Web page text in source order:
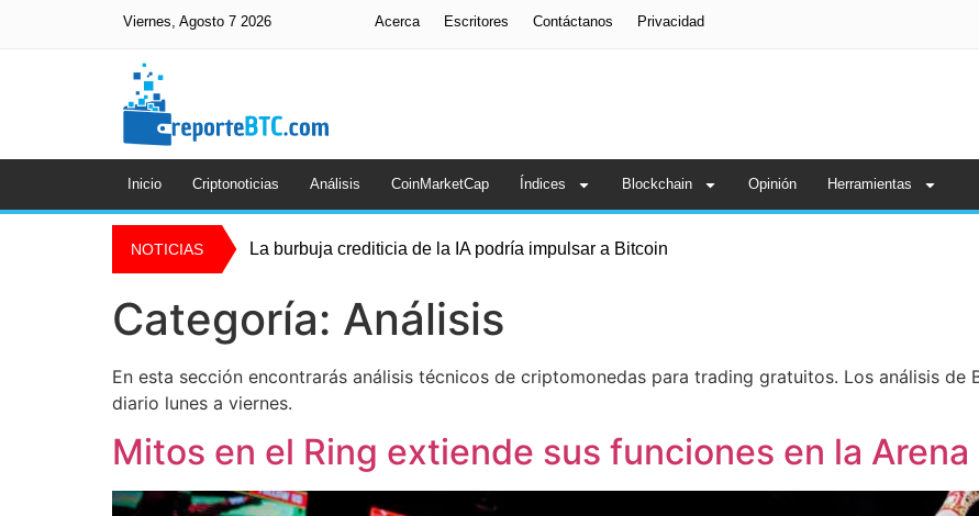
Viernes, Agosto 7 2026 Acerca Escritores Contáctanos Privacidad
Inicio Criptonoticias Análisis CoinMarketCap Índices Blockchain Opinión Herramientas
NOTICIAS
Categoría: Análisis
En esta sección encontrarás análisis técnicos de criptomonedas para trading gratuitos. Los análisis
diario lunes a viernes.
Mitos en el Ring extiende sus funciones en la